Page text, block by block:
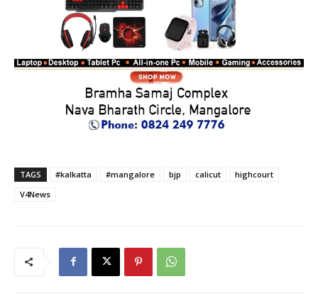
TAGS #kalkatta #mangalore bjp calicut
highcourt
V4News